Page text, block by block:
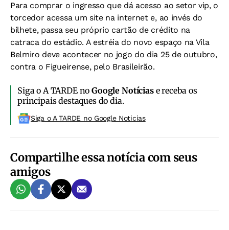
Para comprar o ingresso que dá acesso ao setor vip, o
torcedor acessa um site na internet e, ao invés do
bilhete, passa seu próprio cartão de crédito na
catraca do estádio. A estréia do novo espaço na Vila
Belmiro deve acontecer no jogo do dia 25 de outubro,
contra o Figueirense, pelo Brasileirão.
Siga o A TARDE noGoogle Notíciase receba os
principais destaques do dia.
Siga o A TARDE no Google Noticias
Compartilhe essa notícia com seus
amigos